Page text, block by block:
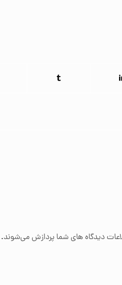
دیدگاه های شما پردازش می‌شوند.